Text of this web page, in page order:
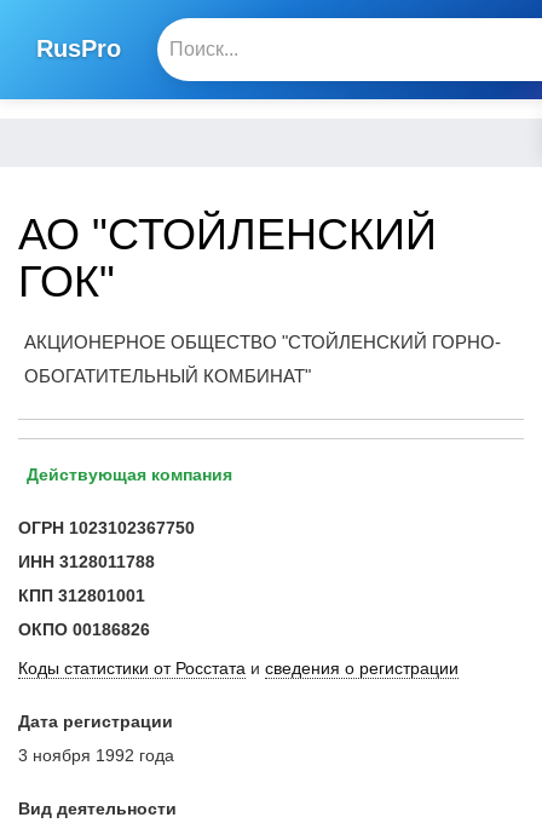
RusPro
АО "СТОЙЛЕНСКИЙ
ГОК"
АКЦИОНЕРНОЕ ОБЩЕСТВО "СТОЙЛЕНСКИЙ ГОРНО-
ОБОГАТИТЕЛЬНЫЙ КОМБИНАТ"
Действующая компания
ОГРН 1023102367750
ИНН 3128011788
КПП 312801001
ОКПО 00186826
Коды статистики от Росстата и сведения о регистрации
Дата регистрации
3 ноября 1992 года
Вид деятельности